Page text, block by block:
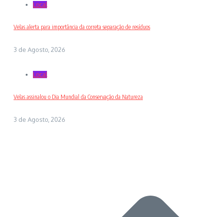
Local
Velas alerta para importância da correta separação de resíduos
3 de Agosto, 2026
Local
Velas assinalou o Dia Mundial da Conservação da Natureza
3 de Agosto, 2026